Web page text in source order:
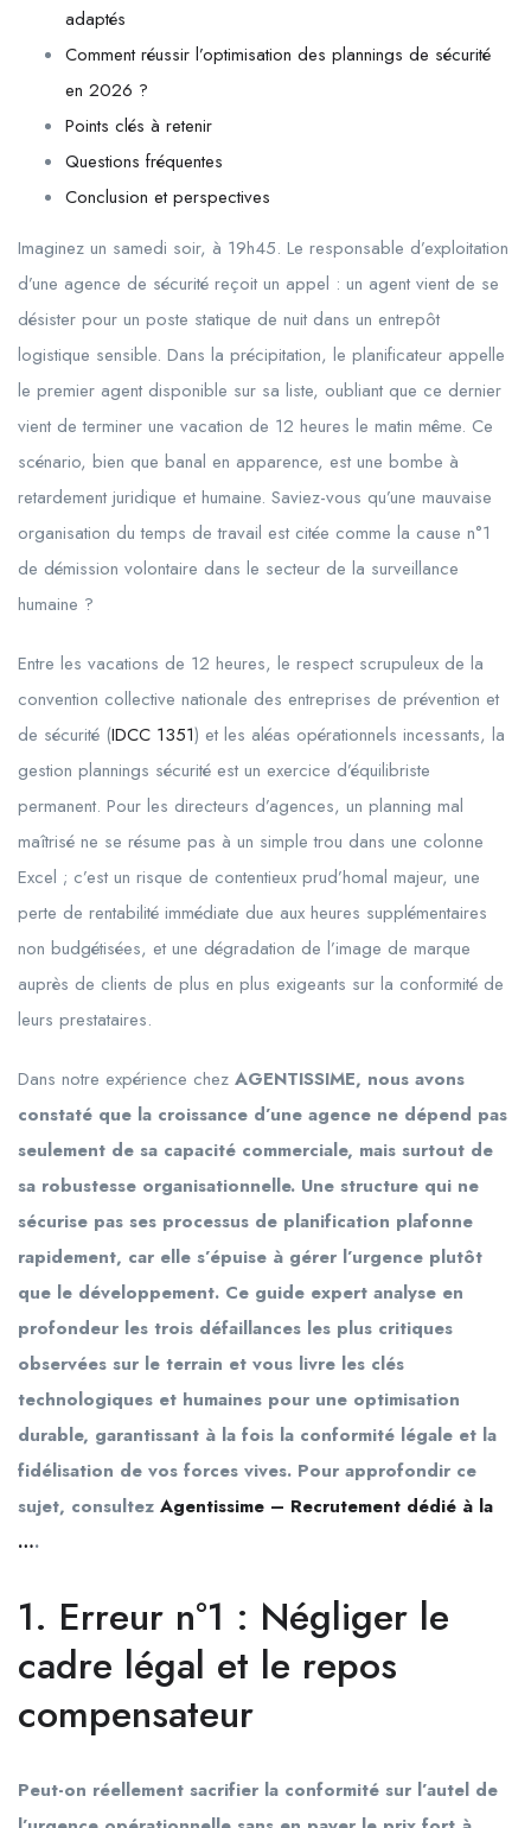
adaptés
Comment réussir l’optimisation des plannings de sécurité
en 2026 ?
Points clés à retenir
Questions fréquentes
Conclusion et perspectives
Imaginez un samedi soir, à 19h45. Le responsable d’exploitation
d’une agence de sécurité reçoit un appel : un agent vient de se
désister pour un poste statique de nuit dans un entrepôt
logistique sensible. Dans la précipitation, le planificateur appelle
le premier agent disponible sur sa liste, oubliant que ce dernier
vient de terminer une vacation de 12 heures le matin même. Ce
scénario, bien que banal en apparence, est une bombe à
retardement juridique et humaine. Saviez-vous qu’une mauvaise
organisation du temps de travail est citée comme la cause n°1
de démission volontaire dans le secteur de la surveillance
humaine ?
Entre les vacations de 12 heures, le respect scrupuleux de la
convention collective nationale des entreprises de prévention et
de sécurité (IDCC 1351) et les aléas opérationnels incessants, la
gestion plannings sécurité est un exercice d’équilibriste
permanent. Pour les directeurs d’agences, un planning mal
maîtrisé ne se résume pas à un simple trou dans une colonne
Excel ; c’est un risque de contentieux prud’homal majeur, une
perte de rentabilité immédiate due aux heures supplémentaires
non budgétisées, et une dégradation de l’image de marque
auprès de clients de plus en plus exigeants sur la conformité de
leurs prestataires.
Dans notre expérience chez AGENTISSIME, nous avons
constaté que la croissance d’une agence ne dépend pas
seulement de sa capacité commerciale, mais surtout de
sa robustesse organisationnelle. Une structure qui ne
sécurise pas ses processus de planification plafonne
rapidement, car elle s’épuise à gérer l’urgence plutôt
que le développement. Ce guide expert analyse en
profondeur les trois défaillances les plus critiques
observées sur le terrain et vous livre les clés
technologiques et humaines pour une optimisation
durable, garantissant à la fois la conformité légale et la
fidélisation de vos forces vives. Pour approfondir ce
sujet, consultez Agentissime – Recrutement dédié à la
….
1. Erreur n°1 : Négliger le
cadre légal et le repos
compensateur
Peut-on réellement sacrifier la conformité sur l’autel de